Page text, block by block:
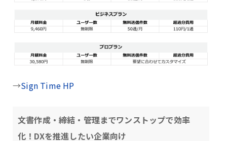
→Sign Time HP
文書作成・締結・管理までワンストップで効率
化！DXを推進したい企業向け